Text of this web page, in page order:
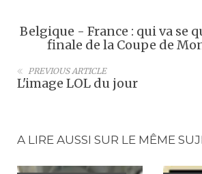
Belgique - France : qui va se
finale de la Coupe de
PREVIOUS ARTICLE
L'image LOL du jour
A LIRE AUSSI SUR LE MÊME